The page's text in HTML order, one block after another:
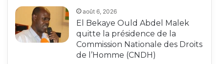
août 6, 2026
El Bekaye Ould Abdel Malek
quitte la présidence de la
Commission Nationale des Droits
de l’Homme (CNDH)